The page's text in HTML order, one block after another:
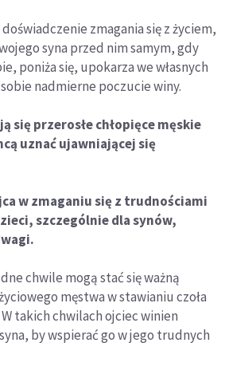
zmagania się z życiem,
syna przed nim samym, gdy
poniża się, upokarza we własnych
nadmierne poczucie winy.
się przerosłe chłopięce męskie
uznać ujawniającej się
w zmaganiu się z trudnościami
szczególnie dla synów,
chwile mogą stać się ważną
męstwa w stawianiu czoła
takich chwilach ojciec winien
by wspierać go w jego trudnych